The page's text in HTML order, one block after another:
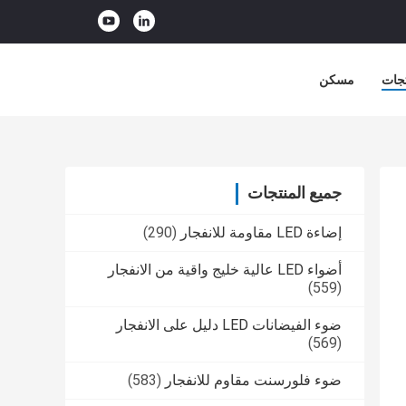
مسكن
جميع المنتجات
إضاءة LED مقاومة للانفجار (290)
أضواء LED عالية خليج واقية من الانفجار
(559)
ضوء الفيضانات LED دليل على الانفجار
(569)
ضوء فلورسنت مقاوم للانفجار (583)